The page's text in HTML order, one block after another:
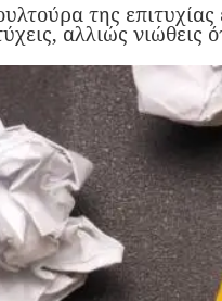
της επιτυχίας
αλλιώς νιώθεις